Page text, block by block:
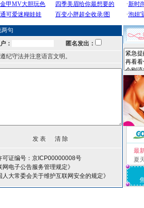
句
：
匿名发出：
纪守法并注意语言文明。
可证编号：京ICP00000008号
网电子公告服务管理规定》
人大常委会关于维护互联网安全的规定》
最
夏